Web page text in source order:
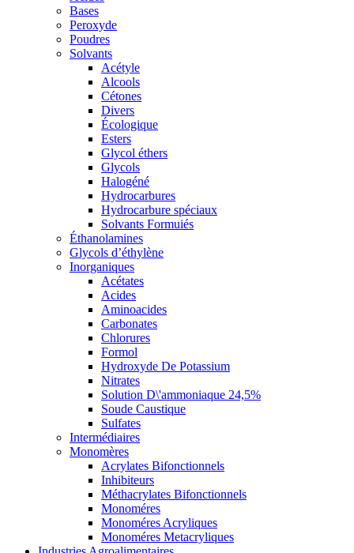
Bases
Peroxyde
Poudres
Solvants
Acétyle
Alcools
Cétones
Divers
Écologique
Esters
Glycol éthers
Glycols
Halogéné
Hydrocarbures
Hydrocarbure spéciaux
Solvants Formuiés
Éthanolamines
Glycols d’éthylène
Inorganiques
Acétates
Acides
Aminoacides
Carbonates
Chlorures
Formol
Hydroxyde De Potassium
Nitrates
Solution D\'ammoniaque 24,5%
Soude Caustique
Sulfates
Intermédiaires
Monomères
Acrylates Bifonctionnels
Inhibiteurs
Méthacrylates Bifonctionnels
Monoméres
Monoméres Acryliques
Monoméres Metacryliques